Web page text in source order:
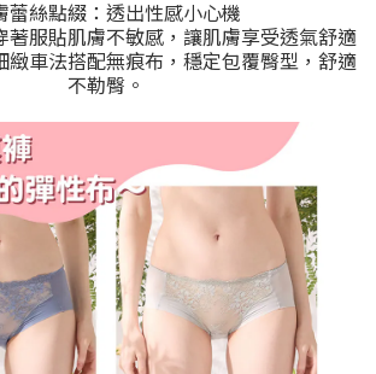
蕾絲點綴：透出性感小心機
著服貼肌膚不敏感，讓肌膚享受透氣舒適
緻車法搭配無痕布，穩定包覆臀型，舒適
不勒臀。